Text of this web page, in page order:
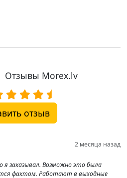
Отзывы Morex.lv
отзыв
2 месяца назад
я заказывал. Возможно это была
фактом. Работают в выходные